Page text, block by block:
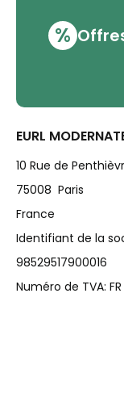
%
EURL
10 Rue de
75008 Paris
France
Identifiant de la
98529517900016
Numéro de TVA: